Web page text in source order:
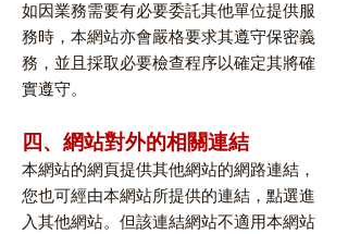
如因業務需要有必要委託其他單位提供服
務時，本網站亦會嚴格要求其遵守保密義
務，並且採取必要檢查程序以確定其將確
實遵守。
四、網站對外的相關連結
本網站的網頁提供其他網站的網路連結，
您也可經由本網站所提供的連結，點選進
入其他網站。但該連結網站不適用本網站